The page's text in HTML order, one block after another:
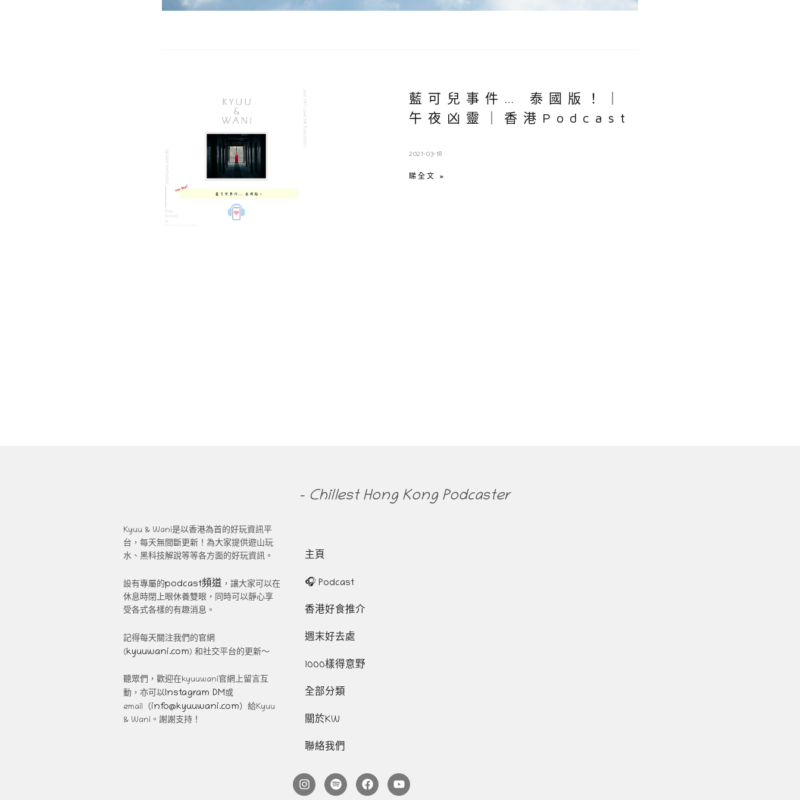
藍可兒事件… 泰國版！｜
午夜凶靈｜香港Podcast
2021-03-18
睇全文 »
Kyuu & Wani是以香港為首的好玩資訊平
台，每天無間斷更新！為大家提供遊山玩
水、黑科技解說等等各方面的好玩資訊。
設有專屬的podcast頻道 ，讓大家可以在
休息時閉上眼休養雙眼，同時可以靜心享
受各式各樣的有趣消息。
記得每天關注我們的官網
(kyuuwani.com) 和社交平台的更新～
聽眾們，歡迎在kyuuwani官網上留言互
動，亦可以Instagram DM或
email（info@kyuuwani.com）給Kyuu
& Wani。謝謝支持！
- Chillest Hong Kong Podcaster
主頁
🎧 Podcast
香港好食推介
週末好去處
1000樣得意野
全部分類
關於KW
聯絡我們